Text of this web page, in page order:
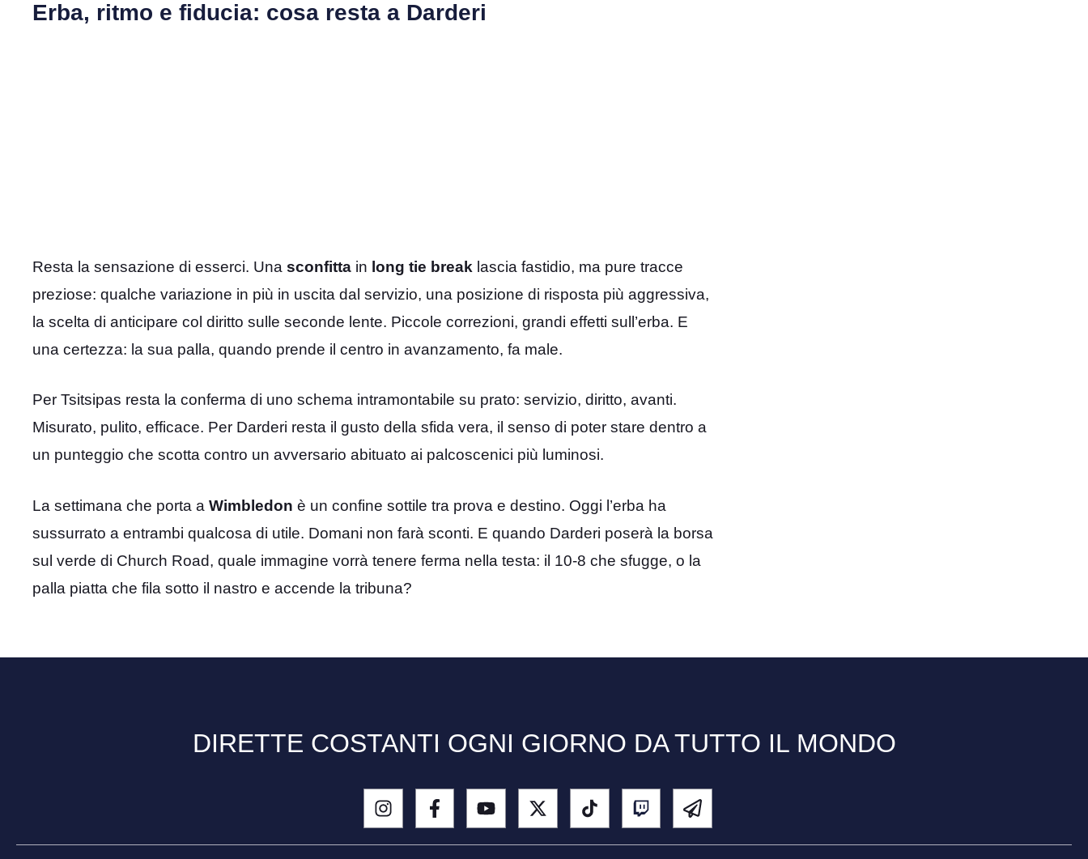
Erba, ritmo e fiducia: cosa resta a Darderi
Resta la sensazione di esserci. Una sconfitta in long tie break lascia fastidio, ma pure tracce
preziose: qualche variazione in più in uscita dal servizio, una posizione di risposta più aggressiva,
la scelta di anticipare col diritto sulle seconde lente. Piccole correzioni, grandi effetti sull’erba. E
una certezza: la sua palla, quando prende il centro in avanzamento, fa male.
Per Tsitsipas resta la conferma di uno schema intramontabile su prato: servizio, diritto, avanti.
Misurato, pulito, efficace. Per Darderi resta il gusto della sfida vera, il senso di poter stare dentro a
un punteggio che scotta contro un avversario abituato ai palcoscenici più luminosi.
La settimana che porta a Wimbledon è un confine sottile tra prova e destino. Oggi l’erba ha
sussurrato a entrambi qualcosa di utile. Domani non farà sconti. E quando Darderi poserà la borsa
sul verde di Church Road, quale immagine vorrà tenere ferma nella testa: il 10-8 che sfugge, o la
palla piatta che fila sotto il nastro e accende la tribuna?
DIRETTE COSTANTI OGNI GIORNO DA TUTTO IL MONDO